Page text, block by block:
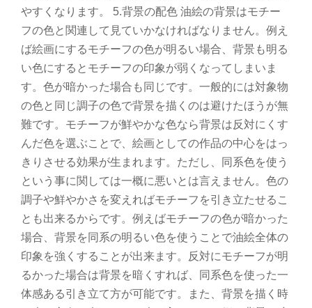
やすくなります。 5.背景の配色 油絵の背景はモチー
フの色と関連して見ていかなければなりません。例え
ば絵画にするモチーフの色が明るい場合、背景も明る
い色にするとモチーフの印象が弱くなってしまいま
す。色が暗かった場合も同じです。一般的には対象物
の色と同じ調子の色で背景を描くのは避けたほうが無
難です。モチーフが鮮やかな色なら背景は反対にくす
んだ色を選ぶことで、絵画としての作品の中心をはっ
きりさせる効果が生まれます。ただし、同系色を使う
という事に関しては一概に悪いとは言えません。色の
調子や鮮やかさを変えればモチーフを引き立たせるこ
とも出来るからです。例えばモチーフの色が暗かった
場合、背景を同系の明るい色を使うことで油絵全体の
印象を強くすることが出来ます。反対にモチーフが明
るかった場合は背景を暗くすれば、同系色を使った一
体感ある引き立て方が可能です。また、背景を描く時